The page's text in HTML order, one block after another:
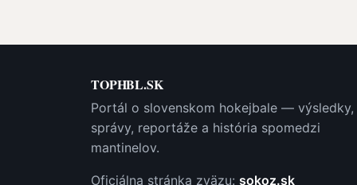
TOPHBL.SK
Portál o slovenskom hokejbale — výsledky,
správy, reportáže a história spomedzi
mantinelov.
Oficiálna stránka zväzu: sokoz.sk